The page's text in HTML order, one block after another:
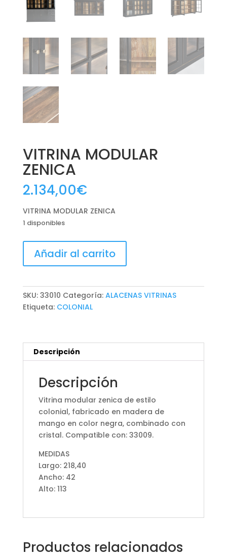
VITRINA MODULAR
ZENICA
2.134,00€
VITRINA MODULAR ZENICA
1 disponibles
VITRINA
MODULAR
ZENICA
Añadir al carrito
SKU: 33010 Categoría: ALACENAS VITRINAS
Etiqueta: COLONIAL
Descripción
Descripción
Vitrina modular zenica de estilo
colonial, fabricado en madera de
mango en color negra, combinado con
cristal. Compatible con: 33009.
MEDIDAS
Largo: 218,40
Ancho: 42
Alto: 113
Productos relacionados